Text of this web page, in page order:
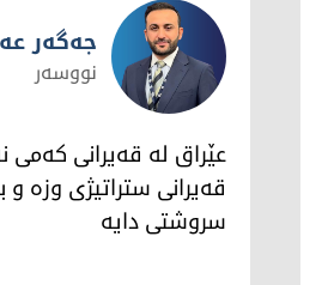
جەگەر عەزیز هەرکی
جەگەر
نووسەر
عێراق لە قەیرانی کەمی
قەیرانی ستراتیژی وزە و
سروشتی دایە